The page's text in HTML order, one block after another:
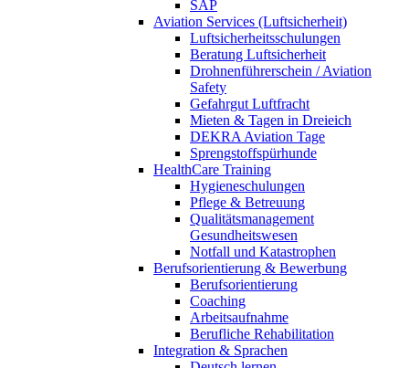
SAP
Aviation Services (Luftsicherheit)
Luftsicherheitsschulungen
Beratung Luftsicherheit
Drohnenführerschein / Aviation
Safety
Gefahrgut Luftfracht
Mieten & Tagen in Dreieich
DEKRA Aviation Tage
Sprengstoffspürhunde
HealthCare Training
Hygieneschulungen
Pflege & Betreuung
Qualitätsmanagement
Gesundheitswesen
Notfall und Katastrophen
Berufsorientierung & Bewerbung
Berufsorientierung
Coaching
Arbeitsaufnahme
Berufliche Rehabilitation
Integration & Sprachen